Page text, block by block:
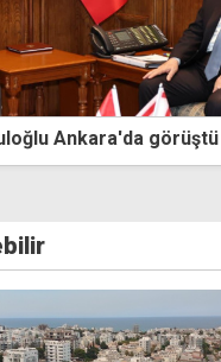
orman yangını:
kül oldu